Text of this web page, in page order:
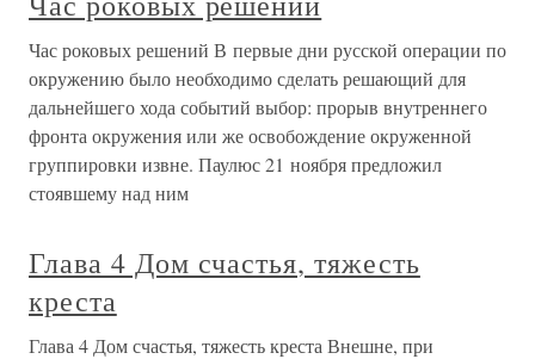
Час роковых решений В первые дни русской операции по
окружению было необходимо сделать решающий для
дальнейшего хода событий выбор: прорыв внутреннего
фронта окружения или же освобождение окруженной
группировки извне. Паулюс 21 ноября предложил
стоявшему над ним
Глава 4 Дом счастья, тяжесть
креста
Глава 4 Дом счастья, тяжесть креста Внешне, при